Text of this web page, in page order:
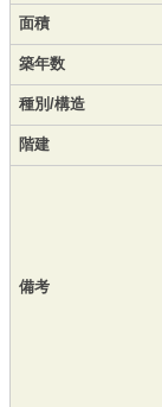
面積
築年数
種別/構造
階建
備考